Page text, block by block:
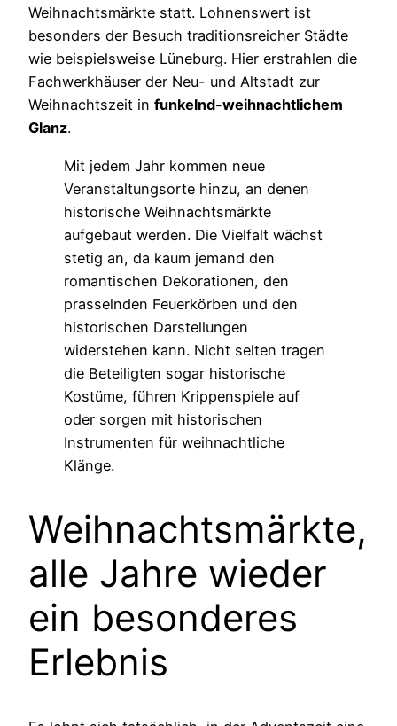
Weihnachtsmärkte statt. Lohnenswert ist
besonders der Besuch traditionsreicher Städte
wie beispielsweise Lüneburg. Hier erstrahlen die
Fachwerkhäuser der Neu- und Altstadt zur
Weihnachtszeit in funkelnd-weihnachtlichem
Glanz.
Mit jedem Jahr kommen neue
Veranstaltungsorte hinzu, an denen
historische Weihnachtsmärkte
aufgebaut werden. Die Vielfalt wächst
stetig an, da kaum jemand den
romantischen Dekorationen, den
prasselnden Feuerkörben und den
historischen Darstellungen
widerstehen kann. Nicht selten tragen
die Beteiligten sogar historische
Kostüme, führen Krippenspiele auf
oder sorgen mit historischen
Instrumenten für weihnachtliche
Klänge.
Weihnachtsmärkte,
alle Jahre wieder
ein besonderes
Erlebnis